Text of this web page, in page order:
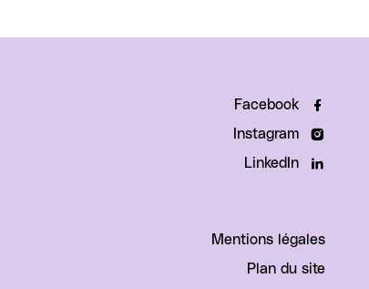
Facebook
Instagram
LinkedIn
Mentions légales
Plan du site